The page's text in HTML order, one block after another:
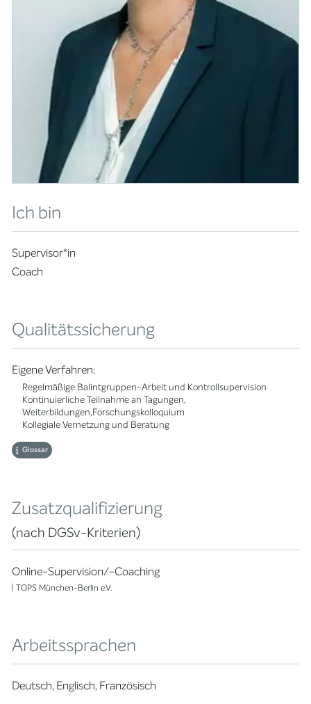
Ich bin
Supervisor*in
Coach
Qualitätssicherung
Eigene Verfahren:
Regelmäßige Balintgruppen-Arbeit und Kontrollsupervision
Kontinuierliche Teilnahme an Tagungen,
Weiterbildungen,Forschungskolloquium
Kollegiale Vernetzung und Beratung
Glossar
Zusatzqualifizierung
(nach DGSv-Kriterien)
Online-Supervision/-Coaching
| TOPS München-Berlin e.V.
Arbeitssprachen
Deutsch, Englisch, Französisch